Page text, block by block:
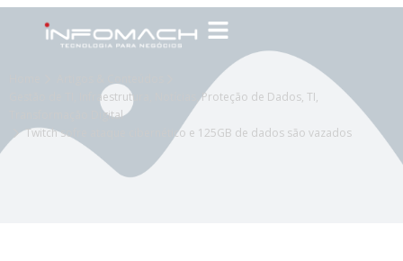
Infraestrutura ,Proteção de Dados, TI,
Transformação Digital
Twitch sofre ataque cibernético e 125GB de dados são vazados